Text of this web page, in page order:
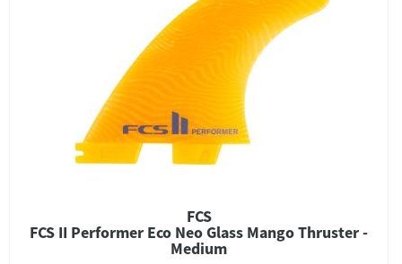
FCS
FCS II Performer Eco Neo Glass Mango Thruster -
Medium